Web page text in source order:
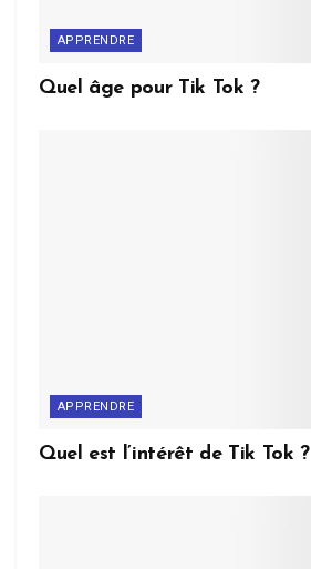
APPRENDRE
Quel âge pour Tik Tok ?
APPRENDRE
Quel est l’intérêt de Tik Tok ?